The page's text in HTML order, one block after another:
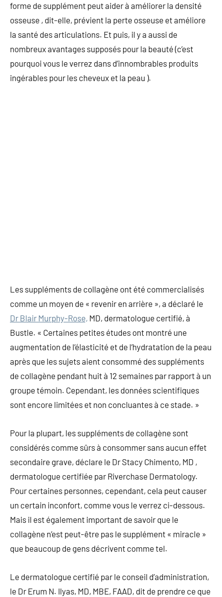
forme de supplément peut aider à améliorer la densité
osseuse , dit-elle, prévient la perte osseuse et améliore
la santé des articulations. Et puis, il y a aussi de
nombreux avantages supposés pour la beauté (c’est
pourquoi vous le verrez dans d’innombrables produits
ingérables pour les cheveux et la peau ).
Les suppléments de collagène ont été commercialisés
comme un moyen de « revenir en arrière », a déclaré le
Dr Blair Murphy-Rose, MD, dermatologue certifié, à
Bustle. « Certaines petites études ont montré une
augmentation de l’élasticité et de l’hydratation de la peau
après que les sujets aient consommé des suppléments
de collagène pendant huit à 12 semaines par rapport à un
groupe témoin. Cependant, les données scientifiques
sont encore limitées et non concluantes à ce stade. »
Pour la plupart, les suppléments de collagène sont
considérés comme sûrs à consommer sans aucun effet
secondaire grave, déclare le Dr Stacy Chimento, MD ,
dermatologue certifiée par Riverchase Dermatology.
Pour certaines personnes, cependant, cela peut causer
un certain inconfort, comme vous le verrez ci-dessous.
Mais il est également important de savoir que le
collagène n’est peut-être pas le supplément « miracle »
que beaucoup de gens décrivent comme tel.
Le dermatologue certifié par le conseil d’administration,
le Dr Erum N. Ilyas, MD, MBE, FAAD, dit de prendre ce que